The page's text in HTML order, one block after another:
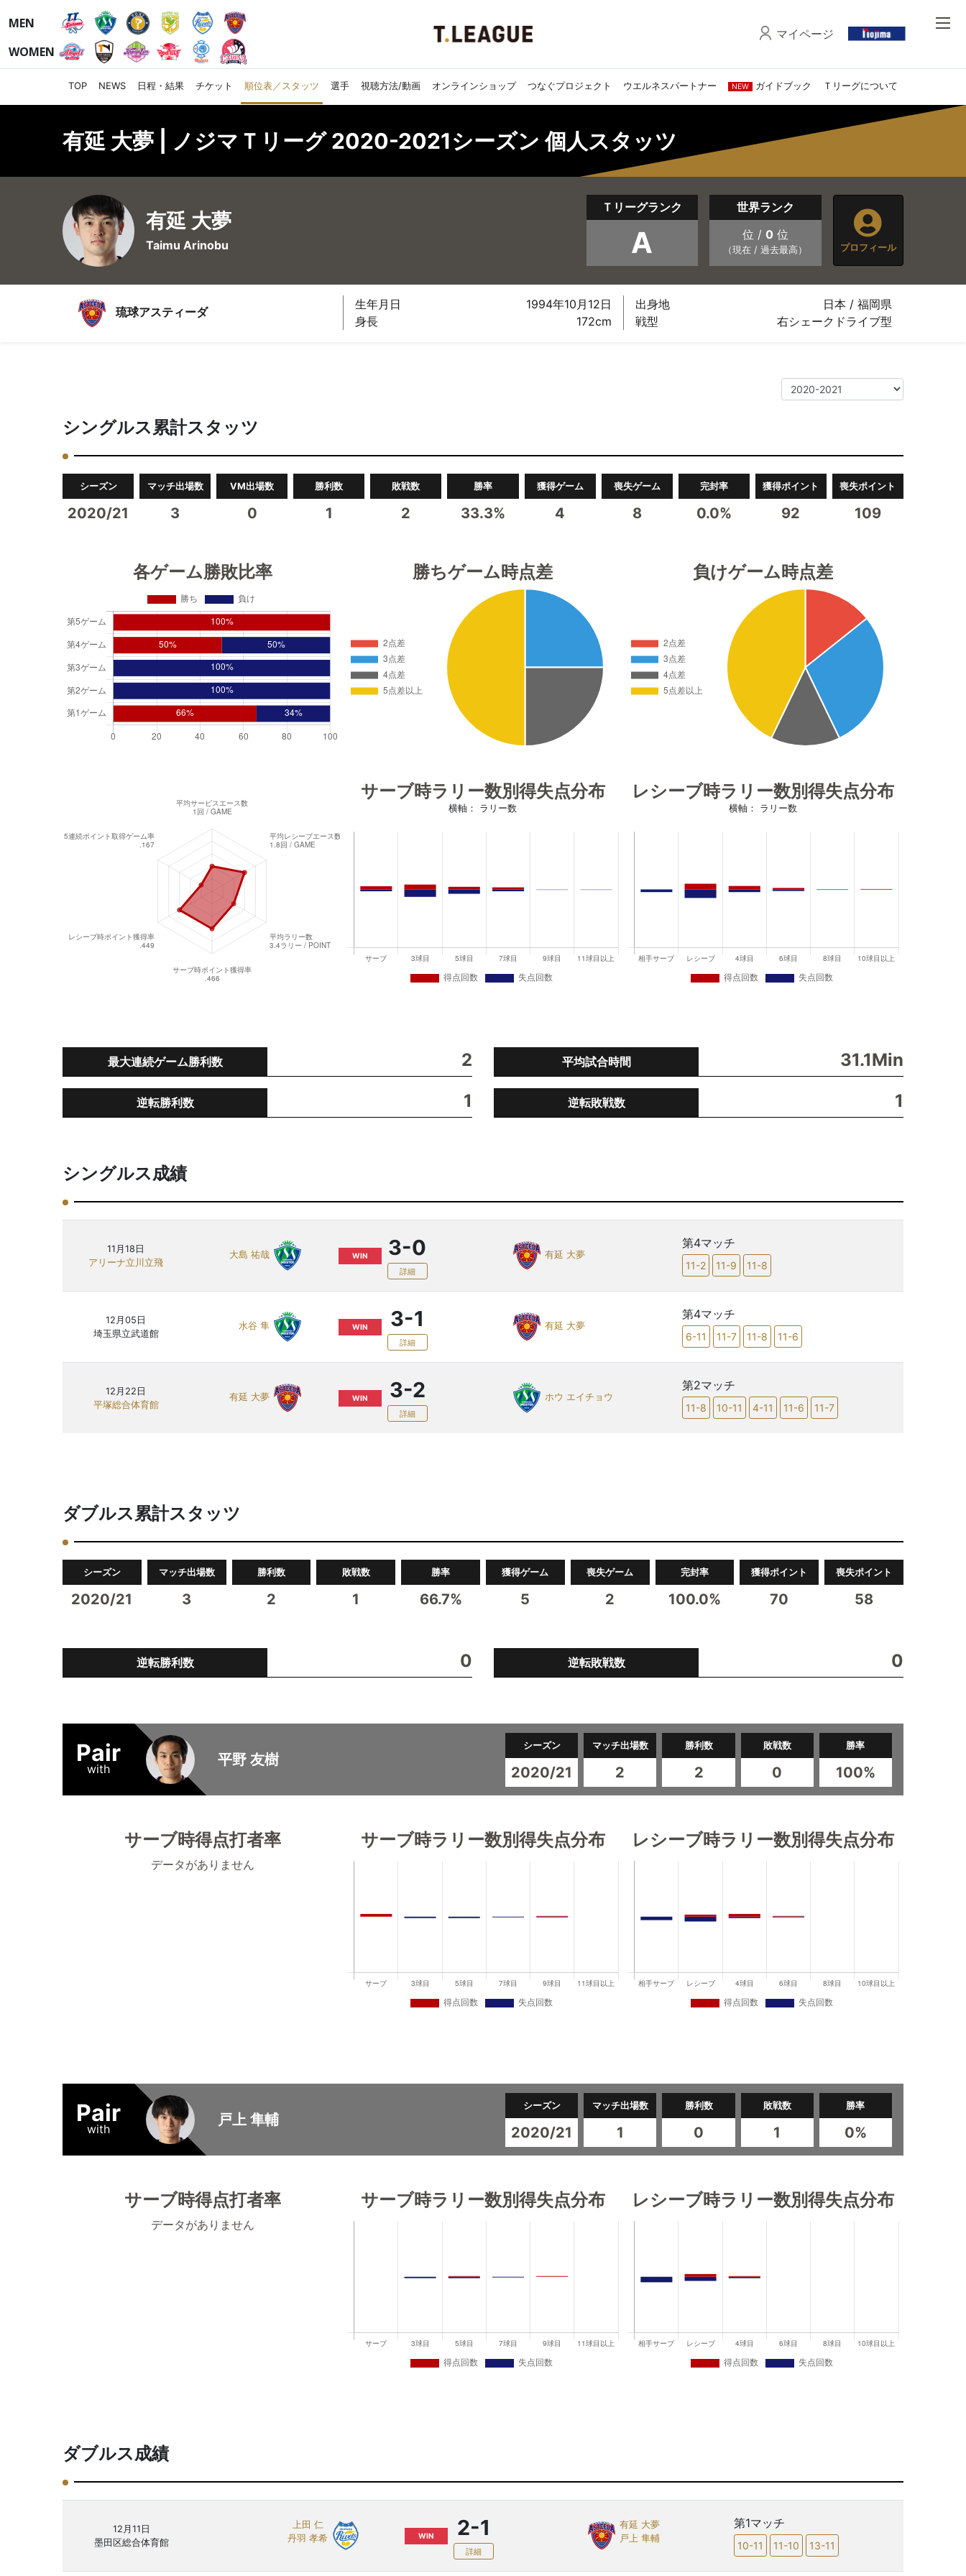
MEN
WOMEN
マイページ
TOP NEWS 日程・結果 チケット 順位表／スタッツ 選手 視聴方法/動画 オンラインショップ つなぐプロジェクト ウエルネスパートナー NEW ガイドブック Ｔリーグについて
有延 大夢 | ノジマＴリーグ 2020-2021シーズン 個人スタッツ
有延 大夢
Taimu Arinobu
Ｔリーグランク
A
世界ランク
位 / 0 位
（現在 / 過去最高） プロフィール
琉球アスティーダ
生年月日
1994年10月12日
身長
172cm
出身地
日本 / 福岡県
戦型
右シェークドライブ型
シングルス累計スタッツ
シーズン
2020/21
マッチ出場数
3
VM出場数
0
勝利数
1
敗戦数
2
勝率
33.3%
獲得ゲーム
4
喪失ゲーム
8
完封率
0.0%
獲得ポイント
92
喪失ポイント
109
各ゲーム勝敗比率 勝ちゲーム時点差 負けゲーム時点差
サーブ時ラリー数別得失点分布
横軸： ラリー数
レシーブ時ラリー数別得失点分布
横軸： ラリー数
最大連続ゲーム勝利数 2 平均試合時間 31.1Min
逆転勝利数 1 逆転敗戦数 1
シングルス成績
11月18日
アリーナ立川立飛
大島 祐哉 WIN 3-0
詳細
有延 大夢
第4マッチ
11-2 11-9 11-8
12月05日
埼玉県立武道館
水谷 隼 WIN 3-1
詳細
有延 大夢
第4マッチ
6-11 11-7 11-8 11-6
12月22日
平塚総合体育館
有延 大夢 WIN 3-2
詳細
ホウ エイチョウ
第2マッチ
11-8 10-11 4-11 11-6 11-7
ダブルス累計スタッツ
シーズン
2020/21
マッチ出場数
3
勝利数
2
敗戦数
1
勝率
66.7%
獲得ゲーム
5
喪失ゲーム
2
完封率
100.0%
獲得ポイント
70
喪失ポイント
58
逆転勝利数 0 逆転敗戦数 0
Pair
with
平野 友樹
シーズン
2020/21
マッチ出場数
2
勝利数
2
敗戦数
0
勝率
100%
サーブ時得点打者率
データがありません
サーブ時ラリー数別得失点分布 レシーブ時ラリー数別得失点分布
Pair
with
戸上 隼輔
シーズン
2020/21
マッチ出場数
1
勝利数
0
敗戦数
1
勝率
0%
サーブ時得点打者率
データがありません
サーブ時ラリー数別得失点分布 レシーブ時ラリー数別得失点分布
ダブルス成績
12月11日
墨田区総合体育館
上田 仁
丹羽 孝希
WIN 2-1
詳細
有延 大夢
戸上 隼輔
第1マッチ
10-11 11-10 13-11